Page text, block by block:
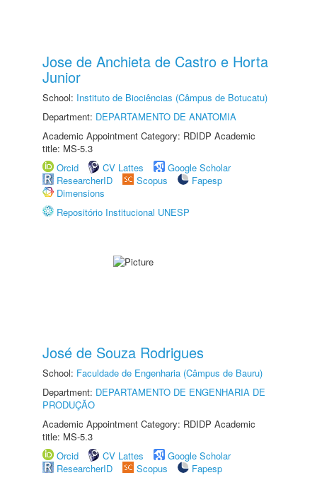
Jose de Anchieta de Castro e Horta
Junior
School: Instituto de Biociências (Câmpus de Botucatu)
Department: DEPARTAMENTO DE ANATOMIA
Academic Appointment Category: RDIDP Academic
title: MS-5.3
Orcid
CV Lattes
Google Scholar
ResearcherID
Scopus
Fapesp
Dimensions
Repositório Institucional UNESP
José de Souza Rodrigues
School: Faculdade de Engenharia (Câmpus de Bauru)
Department: DEPARTAMENTO DE ENGENHARIA DE
PRODUÇÃO
Academic Appointment Category: RDIDP Academic
title: MS-5.3
Orcid
CV Lattes
Google Scholar
ResearcherID
Scopus
Fapesp